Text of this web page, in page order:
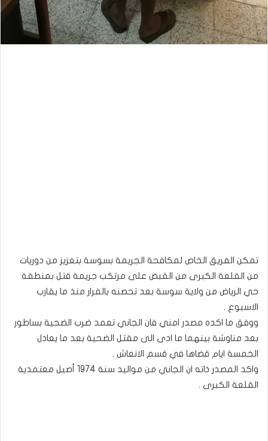
تمكن الفريق الخاص لمكافحة الجريمة بسوسة بتعزيز من دوريات
من القلعة الكبرى من القبض على مرتكب جريمة قتل بمنطقة
حي الرياض من ولاية سوسة بعد تحصنه بالفرار منذ ما يقارب
الاسبوع .
ووفق ما اكده مصدر امني فان الجاني تعمد ضرب الضحية بساطور
بعد مناوشة بينهما ما ادى الى مقتل الضحية بعد ما يعادل
الخمسة ايام قضاها في قسم الانعاش .
واكد المصدر ذاته ان الجاني من مواليد سنة 1974 أصيل معتمدية
القلعة الكبرى .